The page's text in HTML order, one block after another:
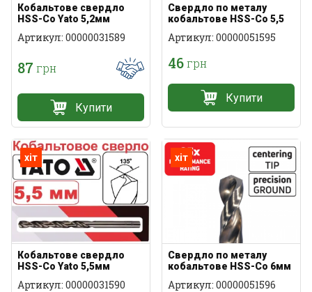
Кобальтове свердло
HSS-Co Yato 5,2мм
Артикул: 00000031589
87 грн
Купити
Свердло по металу
кобальтове HSS-Co 5,5
Артикул: 00000051595
46грн
Купити
хіт
Кобальтове свердло
HSS-Co Yato 5,5мм
Артикул: 00000031590
хіт
Свердло по металу
кобальтове HSS-Co 6мм
Артикул: 00000051596